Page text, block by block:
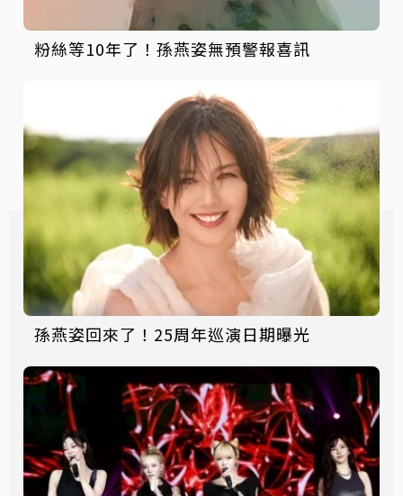
粉絲等10年了！孫燕姿無預警報喜訊
孫燕姿回來了！25周年巡演日期曝光